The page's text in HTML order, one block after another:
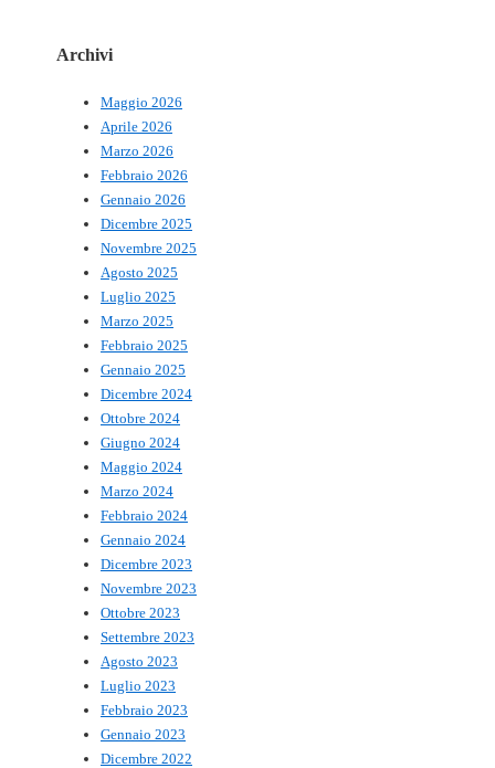
Archivi
Maggio 2026
Aprile 2026
Marzo 2026
Febbraio 2026
Gennaio 2026
Dicembre 2025
Novembre 2025
Agosto 2025
Luglio 2025
Marzo 2025
Febbraio 2025
Gennaio 2025
Dicembre 2024
Ottobre 2024
Giugno 2024
Maggio 2024
Marzo 2024
Febbraio 2024
Gennaio 2024
Dicembre 2023
Novembre 2023
Ottobre 2023
Settembre 2023
Agosto 2023
Luglio 2023
Febbraio 2023
Gennaio 2023
Dicembre 2022